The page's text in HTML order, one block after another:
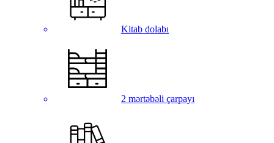
Kitab dolabı
2 mərtəbəli çarpayı